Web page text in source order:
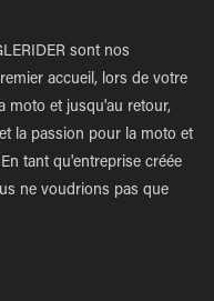
sont nos
accueil, lors de votre
moto et jusqu'au retour,
la passion pour la moto et
tant qu'entreprise créée
ne voudrions pas que